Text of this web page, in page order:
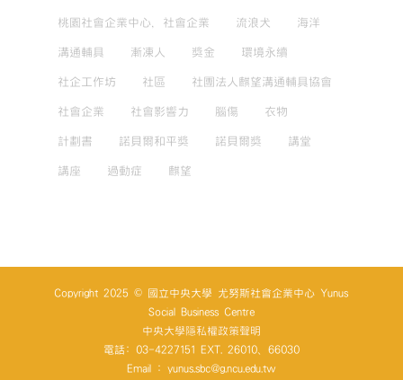
桃園社會企業中心，社會企業 流浪犬 海洋
溝通輔具 漸凍人 獎金 環境永續
社企工作坊 社區 社團法人麒望溝通輔具協會
社會企業 社會影響力 腦傷 衣物
計劃書 諾貝爾和平獎 諾貝爾獎 講堂
講座 過動症 麒望
Copyright 2025 © 國立中央大學 尤努斯社會企業中心 Yunus
Social Business Centre
中央大學隱私權政策聲明
電話: 03-4227151 EXT. 26010、66030
Email : yunus.sbc@g.ncu.edu.tw